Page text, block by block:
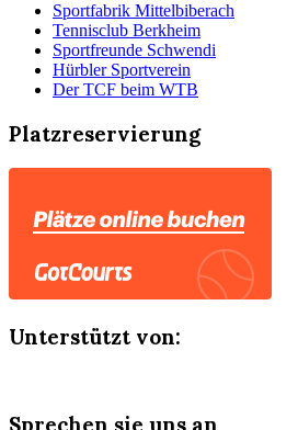
Sportfabrik Mittelbiberach
Tennisclub Berkheim
Sportfreunde Schwendi
Hürbler Sportverein
Der TCF beim WTB
Platzreservierung
Unterstützt von:
Sprechen sie uns an